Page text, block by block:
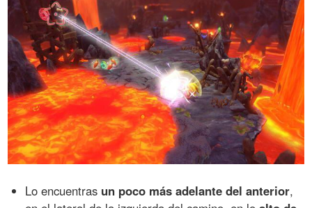
Lo encuentras un poco más adelante del anterior,